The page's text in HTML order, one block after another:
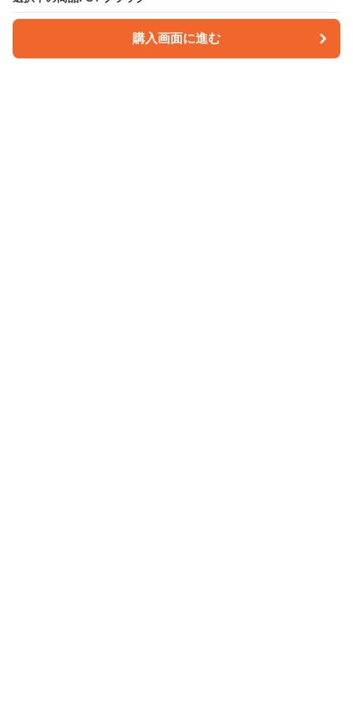
購入画面に進む
購入画面に進む